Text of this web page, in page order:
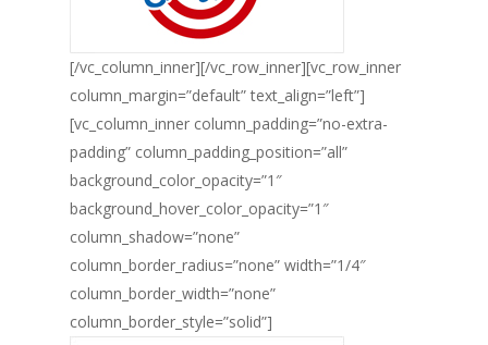
[/vc_column_inner][/vc_row_inner][vc_row_inner
column_margin=”default” text_align=”left”]
[vc_column_inner column_padding=”no-extra-
padding” column_padding_position=”all”
background_color_opacity=”1″
background_hover_color_opacity=”1″
column_shadow=”none”
column_border_radius=”none” width=”1/4″
column_border_width=”none”
column_border_style=”solid”]